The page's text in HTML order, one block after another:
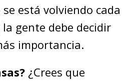
está volviendo cada
gente debe decidir
importancia.
¿Crees que